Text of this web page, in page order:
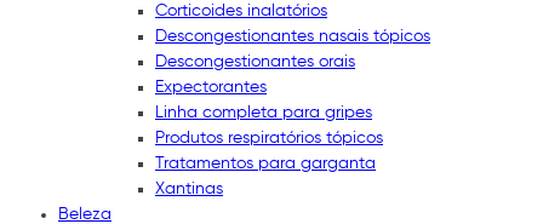
Corticoides inalatórios
Descongestionantes nasais tópicos
Descongestionantes orais
Expectorantes
Linha completa para gripes
Produtos respiratórios tópicos
Tratamentos para garganta
Xantinas
Beleza